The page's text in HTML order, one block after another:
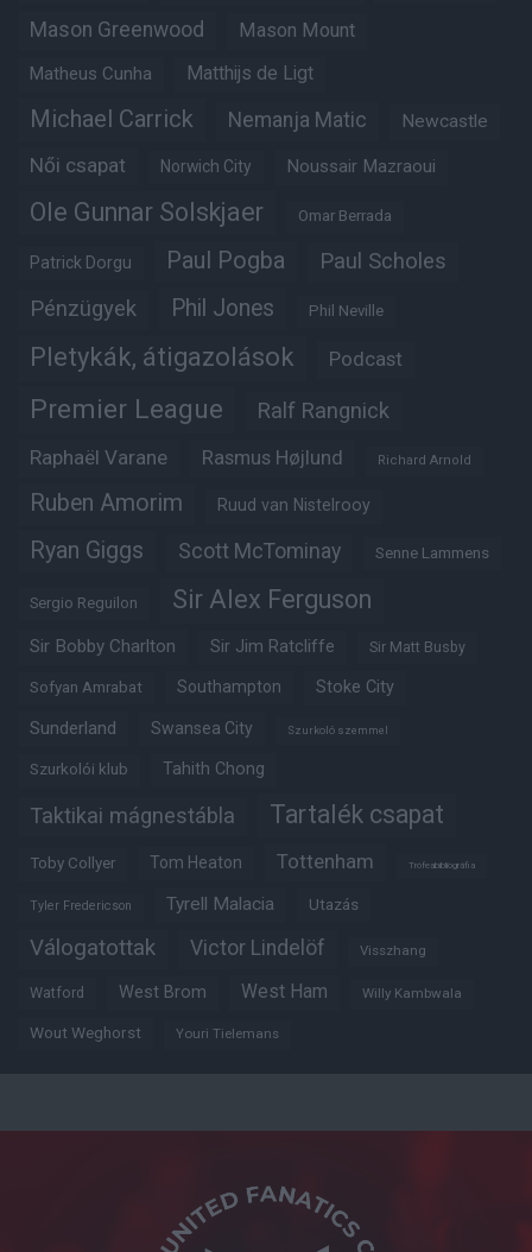
Mason Greenwood Mason Mount
Matheus Cunha Matthijs de Ligt
Michael Carrick Nemanja Matic Newcastle
Női csapat Norwich City Noussair Mazraoui
Ole Gunnar Solskjaer Omar Berrada
Patrick Dorgu Paul Pogba Paul Scholes
Pénzügyek Phil Jones Phil Neville
Pletykák, átigazolások Podcast
Premier League Ralf Rangnick
Raphaël Varane Rasmus Højlund Richard Arnold
Ruben Amorim Ruud van Nistelrooy
Ryan Giggs Scott McTominay Senne Lammens
Sergio Reguilon Sir Alex Ferguson
Sir Bobby Charlton Sir Jim Ratcliffe Sir Matt Busby
Sofyan Amrabat Southampton Stoke City
Sunderland Swansea City Szurkoló szemmel
Szurkolói klub Tahith Chong
Taktikai mágnestábla Tartalék csapat
Toby Collyer Tom Heaton Tottenham Trófeabibliográfia
Tyler Fredericson Tyrell Malacia Utazás
Válogatottak Victor Lindelöf Visszhang
Watford West Brom West Ham Willy Kambwala
Wout Weghorst Youri Tielemans